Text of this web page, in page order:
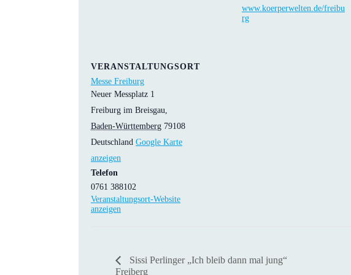
www.koerperwelten.de/freibu
rg
VERANSTALTUNGSORT
Messe Freiburg
Neuer Messplatz 1
Freiburg im Breisgau,
Baden-Württemberg 79108
Deutschland Google Karte
anzeigen
Telefon
0761 388102
Veranstaltungsort-Website
anzeigen
Sissi Perlinger „Ich bleib dann mal jung“
Freiberg